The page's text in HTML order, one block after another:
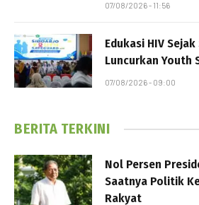
07/08/2026 - 11:56
Edukasi HIV
Luncurkan Youth
07/08/2026 - 09:00
BERITA TERKINI
Nol Persen
Saatnya Politik
Rakyat